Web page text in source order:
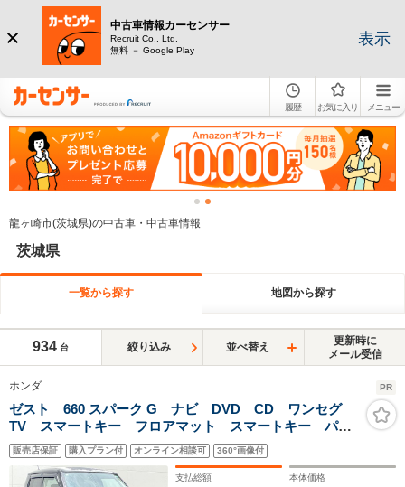
中古車情報カーセンサー
Recruit Co., Ltd.
無料 － Google Play
表示
履歴 お気に入り メニュー
龍ヶ崎市(茨城県)の中古車・中古車情報
茨城県
一覧から探す 地図から探す
934 台 絞り込み 並べ替え
更新時に
メール受信
ホンダ PR
ゼスト 660 スパーク G ナビ DVD CD ワンセグ
TV スマートキー フロアマット スマートキー パワ
ーステアリング パワーウィンドウ ドアバイザー セ
キュリティ 社外13インチAW キセノンライト フォグ
ライト
販売店保証 購入プラン付 オンライン相談可 360°画像付
支払総額 本体価格